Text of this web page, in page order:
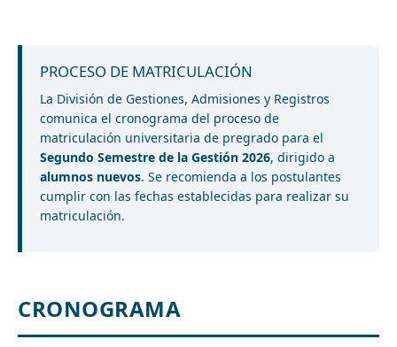
PROCESO DE MATRICULACIÓN
La División de Gestiones, Admisiones y Registros
comunica el cronograma del proceso de
matriculación universitaria de pregrado para el
Segundo Semestre de la Gestión 2026, dirigido a
alumnos nuevos. Se recomienda a los postulantes
cumplir con las fechas establecidas para realizar su
matriculación.
CRONOGRAMA